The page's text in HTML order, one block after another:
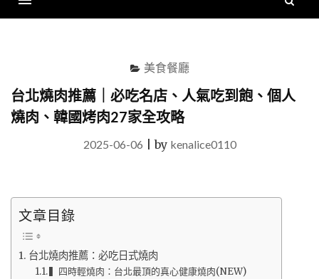
美食餐廳
台北燒肉推薦｜必吃名店、人氣吃到飽、個人
燒肉、韓國烤肉27家全攻略
2025-06-06 |by kenalice0110
文章目錄
台北燒肉推薦：必吃日式燒肉
▍四時輕燒肉：台北最頂的真心健康燒肉(NEW)